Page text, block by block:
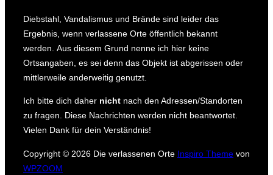
Diebstahl, Vandalismus und Brände sind leider das
Ergebnis, wenn verlassene Orte öffentlich bekannt
werden. Aus diesem Grund nenne ich hier keine
Ortsangaben, es sei denn das Objekt ist abgerissen oder
mittlerweile anderweitig genutzt.
Ich bitte dich daher nicht nach den Adressen/Standorten
zu fragen. Diese Nachrichten werden nicht beantwortet.
Vielen Dank für dein Verständnis!
Copyright © 2026 Die verlassenen Orte Inspiro Theme von
WPZOOM